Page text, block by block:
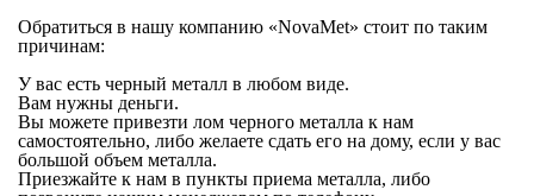
Обратиться в нашу компанию «NovaMet» стоит по таким
причинам:
У вас есть черный металл в любом виде.
Вам нужны деньги.
Вы можете привезти лом черного металла к нам
самостоятельно, либо желаете сдать его на дому, если у вас
большой объем металла.
Приезжайте к нам в пункты приема металла, либо